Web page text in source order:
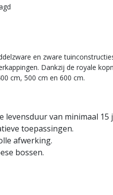
en zware
Dankzij de royale
cm, 500 cm en 600 cm.
van minimaal
toepassingen.
afwerking.
bossen.